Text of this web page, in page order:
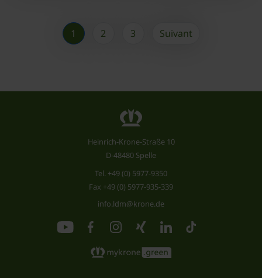
1 2 3 Suivant
Heinrich-Krone-Straße 10
D-48480 Spelle
Tel. +49 (0) 5977-9350
Fax +49 (0) 5977-935-339
info.ldm@krone.de